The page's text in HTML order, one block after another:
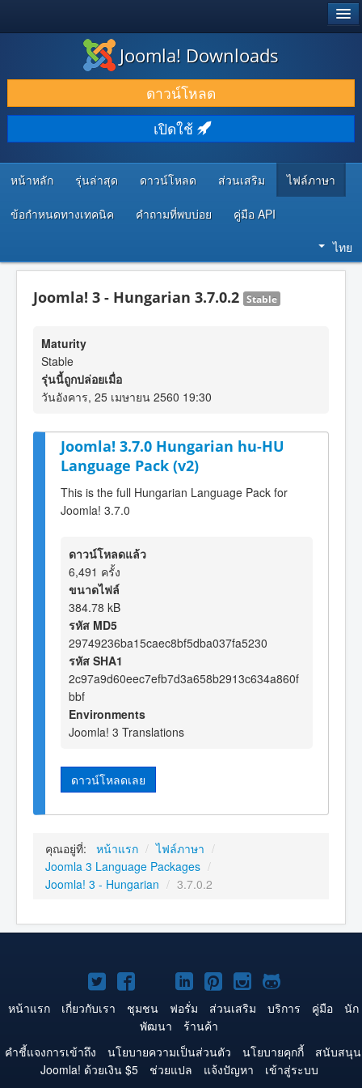
ดาวน์โหลด & ส่วนเสริม
ค้นคว้า & เรียนรู้
ชุมชน & สนับสนุน
ทรัพยากรสำหรับนักพัฒนา
Joomla! Downloads
ดาวน์โหลด
เปิดใช้
หน้าหลัก รุ่นล่าสุด ดาวน์โหลด ส่วนเสริม ไฟล์ภาษา
ข้อกำหนดทางเทคนิค คำถามที่พบบ่อย คู่มือ API
ไทย
Joomla! 3 - Hungarian 3.7.0.2 Stable
Maturity
Stable
รุ่นนี้ถูกปล่อยเมื่อ
วันอังคาร, 25 เมษายน 2560 19:30
Joomla! 3.7.0 Hungarian hu-HU
Language Pack (v2)
This is the full Hungarian Language Pack for
Joomla! 3.7.0
ดาวน์โหลดแล้ว
6,491 ครั้ง
ขนาดไฟล์
384.78 kB
รหัส MD5
29749236ba15caec8bf5dba037fa5230
รหัส SHA1
2c97a9d60eec7efb7d3a658b2913c634a860f
bbf
Environments
Joomla! 3 Translations
ดาวน์โหลดเลย
คุณอยู่ที่: หน้าแรก / ไฟล์ภาษา /
Joomla 3 Language Packages /
Joomla! 3 - Hungarian / 3.7.0.2
Joomla!
บน
Twitter
Joomla!
บน
Facebook
Joomla!
บน
YouTube
Joomla!
บน
LinkedIn
Joomla!
บน
Pinterest
Joomla!
บน
Joomla!
บน
หน้าแรก เกี่ยวกับเรา ชุมชน ฟอรั่ม ส่วนเสริม บริการ คู่มือ
นัก
พัฒนา
ร้านค้า
คำชี้แจงการเข้าถึง
นโยบายความเป็นส่วนตัว นโยบายคุกกี้
สนับสนุน
Joomla! ด้วยเงิน $5
ช่วยแปล แจ้งปัญหา
เข้าสู่ระบบ